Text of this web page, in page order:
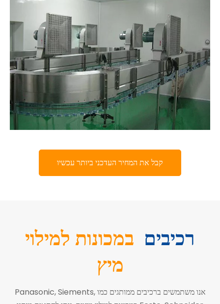
קבל את המחיר העדכני ביותר עכשיו
רכיבים במכונות למילוי
מיץ
אנו משתמשים ברכיבים ממותגים כמו Panasonic, Siements,